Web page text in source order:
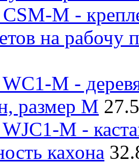
M -
на рабочу
M -
размер M
M -
кахона